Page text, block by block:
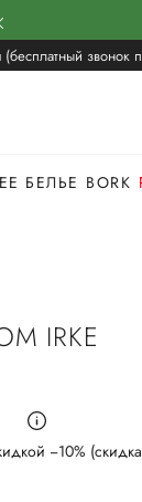
звонок
БЕЛЬЕ BORK
IRKE
−10%